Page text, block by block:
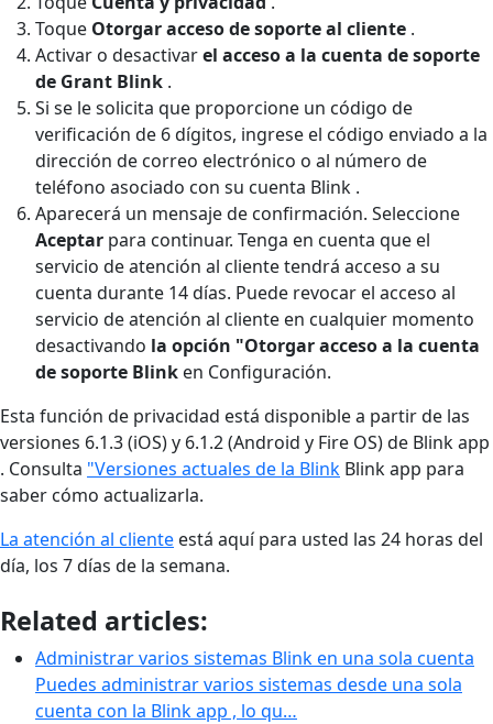
Toque Otorgar acceso de soporte al cliente .
Activar o desactivarel acceso a la cuenta de soporte
de Grant Blink .
Si se le solicita que proporcione un código de
verificación de 6 dígitos, ingrese el código enviado a la
dirección de correo electrónico o al número de
teléfono asociado con su cuenta Blink .
Aparecerá un mensaje de confirmación. Seleccione
Aceptar para continuar. Tenga en cuenta que el
servicio de atención al cliente tendrá acceso a su
cuenta durante 14 días. Puede revocar el acceso al
servicio de atención al cliente en cualquier momento
desactivando la opción "Otorgar acceso a la cuenta
de soporte Blink en Configuración.
Esta función de privacidad está disponible a partir de las
versiones 6.1.3 (iOS) y 6.1.2 (Android y Fire OS) de Blink app
. Consulta "Versiones actuales de la Blink Blink app para
saber cómo actualizarla.
La atención al cliente está aquí para usted las 24 horas del
día, los 7 días de la semana.
Related articles:
Administrar varios sistemas Blink en una sola cuenta
Puedes administrar varios sistemas desde una sola
cuenta con la Blink app , lo qu…